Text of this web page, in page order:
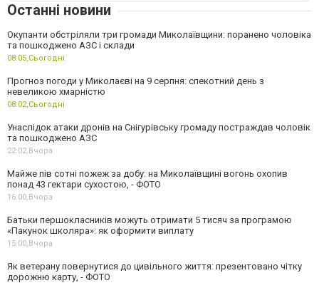
Останні новини
Окупанти обстріляли три громади Миколаївщини: поранено чоловіка
та пошкоджено АЗС і склади
08:05, Сьогодні
Прогноз погоди у Миколаєві на 9 серпня: спекотний день з
невеликою хмарністю
08:02, Сьогодні
Унаслідок атаки дронів на Снігурівську громаду постраждав чоловік
та пошкоджено АЗС
22:02, Вчора
Майже пів сотні пожеж за добу: на Миколаївщині вогонь охопив
понад 43 гектари сухостою, - ФОТО
16:00, Вчора
Батьки першокласників можуть отримати 5 тисяч за програмою
«Пакунок школяра»: як оформити виплату
15:00, Вчора
Як ветерану повернутися до цивільного життя: презентовано чітку
дорожню карту, - ФОТО